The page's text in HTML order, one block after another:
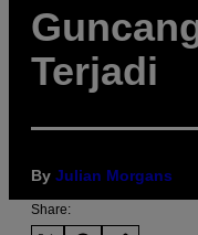
Terjadi
By Julian Morgans
Share: